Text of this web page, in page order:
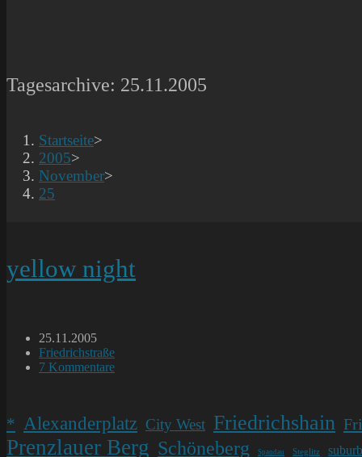
Tagesarchive: 25.11.2005
Startseite>
2005>
November>
25
yellow night
Beitrag
veröffentlicht:
25.11.2005
Beitrags-
Kategorie:
Friedrichstraße
Beitrags-
7 Kommentare
* Alexanderplatz City West Friedrichshain
Prenzlauer Berg Schöneberg Spandau Steglitz suburb